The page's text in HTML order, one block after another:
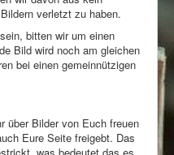
verletzt zu haben.
bitten wir um einen
Bild wird noch am gleichen
bei einen gemeinnützigen
über Bilder von Euch freuen
Eure Seite freigebt. Das